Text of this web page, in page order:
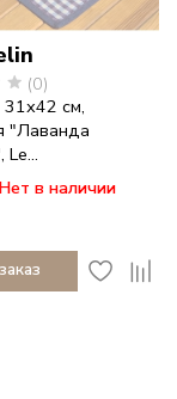
(0)
см,
"Лаванда
Le...
Нет в наличии